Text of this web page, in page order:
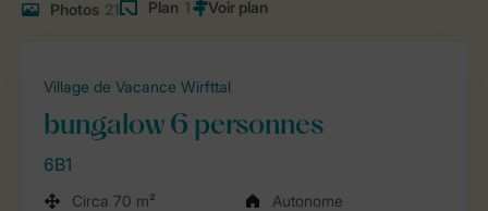
Photos 21 Plan 1
Village de Vacance Wirfttal
bungalow 6 personnes
6B1
Circa 70 m²
Autonome